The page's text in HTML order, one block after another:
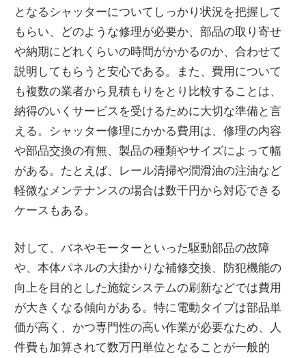
となるシャッターについてしっかり状況を把握して
もらい、どのような修理が必要か、部品の取り寄せ
や納期にどれくらいの時間がかかるのか、合わせて
説明してもらうと安心である。また、費用について
も複数の業者から見積もりをとり比較することは、
納得のいくサービスを受けるために大切な準備と言
える。シャッター修理にかかる費用は、修理の内容
や部品交換の有無、製品の種類やサイズによって幅
がある。たとえば、レール清掃や潤滑油の注油など
軽微なメンテナンスの場合は数千円から対応できる
ケースもある。
対して、バネやモーターといった駆動部品の故障
や、本体パネルの大掛かりな補修交換、防犯機能の
向上を目的とした施錠システムの刷新などでは費用
が大きくなる傾向がある。特に電動タイプは部品単
価が高く、かつ専門性の高い作業が必要なため、人
件費も加算されて数万円単位となることが一般的